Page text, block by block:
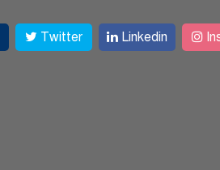
Twitter Linkedin